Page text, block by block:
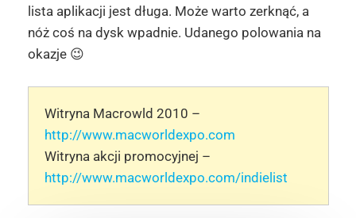
lista aplikacji jest długa. Może warto zerknąć, a
nóż coś na dysk wpadnie. Udanego polowania na
okazje 😉
Witryna Macrowld 2010 –
http://www.macworldexpo.com
Witryna akcji promocyjnej –
http://www.macworldexpo.com/indielist